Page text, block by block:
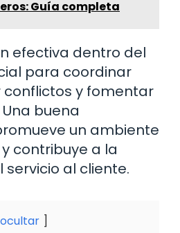
Guía completa
efectiva dentro del
para coordinar
conflictos y fomentar
buena
un ambiente
contribuye a la
servicio al cliente.
ocultar